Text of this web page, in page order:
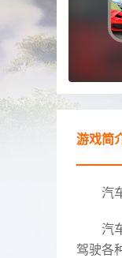
游戏简
汽
汽
驾驶各